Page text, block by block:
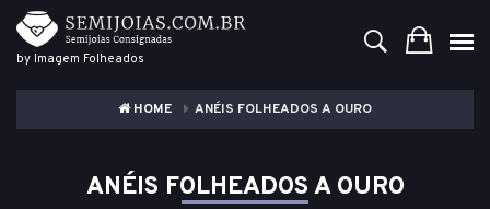
by Imagem Folheados
HOME ANÉIS FOLHEADOS A OURO
ANÉIS FOLHEADOS A OURO